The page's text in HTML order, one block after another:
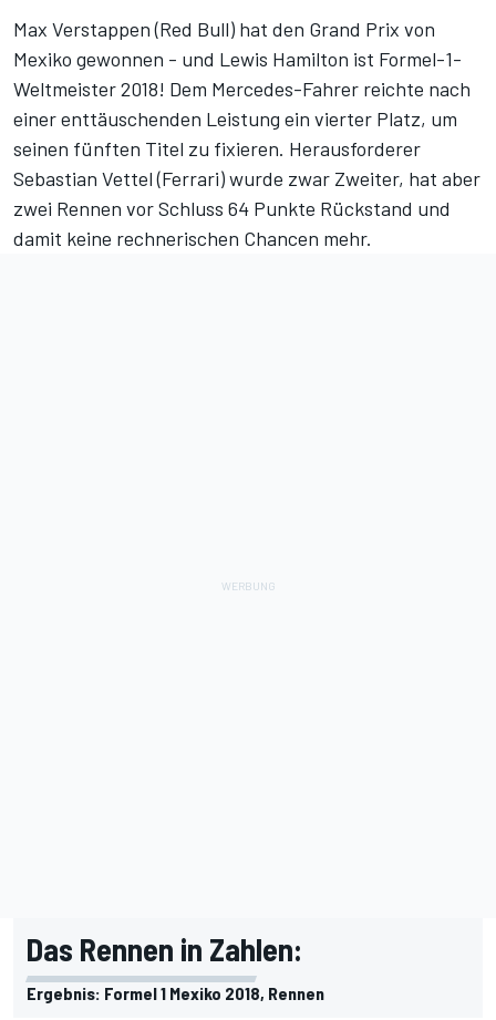
Max Verstappen (Red Bull) hat den Grand Prix von
Mexiko gewonnen - und Lewis Hamilton ist Formel-1-
Weltmeister 2018! Dem Mercedes-Fahrer reichte nach
einer enttäuschenden Leistung ein vierter Platz, um
seinen fünften Titel zu fixieren. Herausforderer
Sebastian Vettel (Ferrari) wurde zwar Zweiter, hat aber
zwei Rennen vor Schluss 64 Punkte Rückstand und
damit keine rechnerischen Chancen mehr.
Das Rennen in Zahlen:
Ergebnis: Formel 1 Mexiko 2018, Rennen